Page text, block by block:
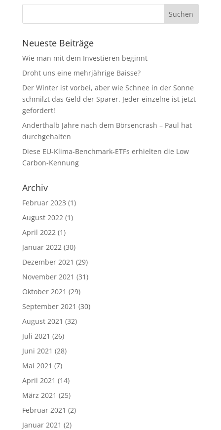
Neueste Beiträge
Wie man mit dem Investieren beginnt
Droht uns eine mehrjährige Baisse?
Der Winter ist vorbei, aber wie Schnee in der Sonne
schmilzt das Geld der Sparer. Jeder einzelne ist jetzt
gefordert!
Anderthalb Jahre nach dem Börsencrash – Paul hat
durchgehalten
Diese EU-Klima-Benchmark-ETFs erhielten die Low
Carbon-Kennung
Archiv
Februar 2023 (1)
August 2022(1)
April 2022(1)
Januar 2022(30)
Dezember 2021 (29)
November 2021 (31)
Oktober 2021 (29)
September 2021 (30)
August 2021 (32)
Juli 2021 (26)
Juni 2021 (28)
Mai 2021 (7)
April 2021 (14)
März 2021 (25)
Februar 2021 (2)
Januar 2021 (2)